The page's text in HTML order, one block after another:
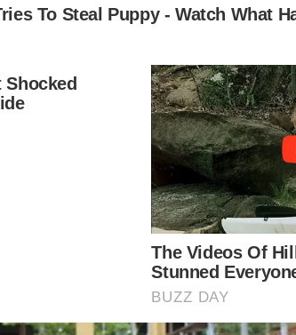
ด อ กใหญ่กว่าพลับพลึงด อ กสีขาว